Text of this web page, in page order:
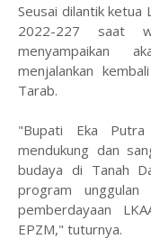
Seusai dilantik ketua
2022-227 saat
menyampaikan
menjalankan
Tarab.
"Bupati Eka
mendukung dan
budaya di Tanah
program
pemberdayaan
EPZM," tuturnya.